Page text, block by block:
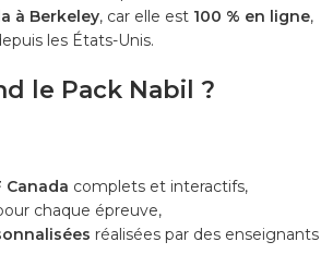
à Berkeley, car elle est 100 % en ligne,
les États-Unis.
le Pack Nabil ?
Canada complets et interactifs,
chaque épreuve,
réalisées par des enseignants